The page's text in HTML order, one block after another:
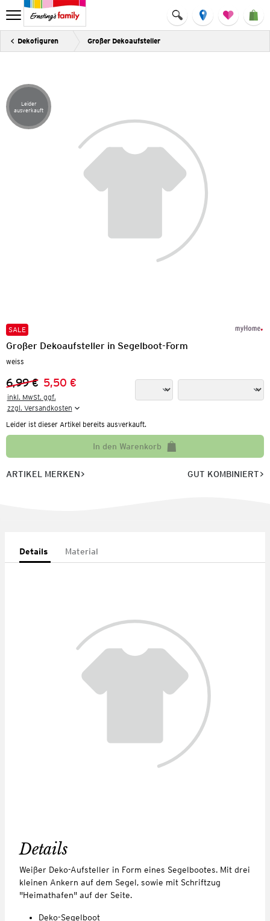
Dekofiguren Großer Dekoaufsteller
Artikel leider ausverkauft
Leider
ausverkauft
SALE
Großer Dekoaufsteller in Segelboot-Form
weiss
Vorheriger Preis:
6,99 €
Neuer Preis:
5,50 €
inkl. MwSt. ggf.
zzgl. Versandkosten
Leider ist dieser Artikel bereits ausverkauft.
In den Warenkorb
ARTIKEL MERKEN GUT KOMBINIERT
Details Material
Details
Weißer Deko-Aufsteller in Form eines Segelbootes. Mit drei
kleinen Ankern auf dem Segel, sowie mit Schriftzug
"Heimathafen" auf der Seite.
Deko-Segelboot